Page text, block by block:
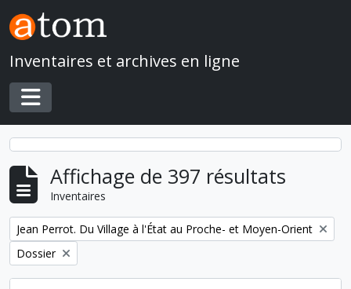
Skip to main content
Inventaires et archives en ligne
Toggle navigation
Affichage de 397 résultats
Inventaires
Remove filter:
Jean Perrot. Du Village à l'État au Proche- et Moyen-Orient
Remove filter:
Dossier